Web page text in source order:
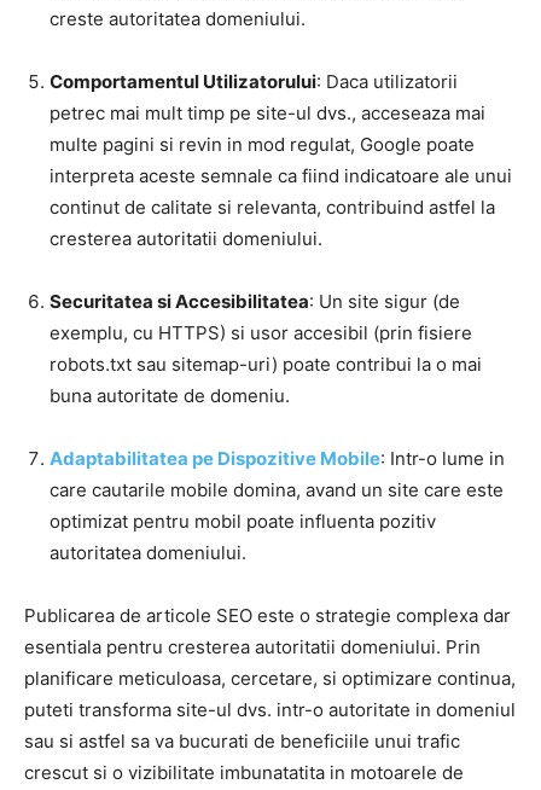
creste autoritatea domeniului.
Comportamentul Utilizatorului: Daca utilizatorii
petrec mai mult timp pe site-ul dvs., acceseaza mai
multe pagini si revin in mod regulat, Google poate
interpreta aceste semnale ca fiind indicatoare ale unui
continut de calitate si relevanta, contribuind astfel la
cresterea autoritatii domeniului.
Securitatea si Accesibilitatea: Un site sigur (de
exemplu, cu HTTPS) si usor accesibil (prin fisiere
robots.txt sau sitemap-uri) poate contribui la o mai
buna autoritate de domeniu.
Adaptabilitatea pe Dispozitive Mobile: Intr-o lume in
care cautarile mobile domina, avand un site care este
optimizat pentru mobil poate influenta pozitiv
autoritatea domeniului.
Publicarea de articole SEO este o strategie complexa dar
esentiala pentru cresterea autoritatii domeniului. Prin
planificare meticuloasa, cercetare, si optimizare continua,
puteti transforma site-ul dvs. intr-o autoritate in domeniul
sau si astfel sa va bucurati de beneficiile unui trafic
crescut si o vizibilitate imbunatatita in motoarele de